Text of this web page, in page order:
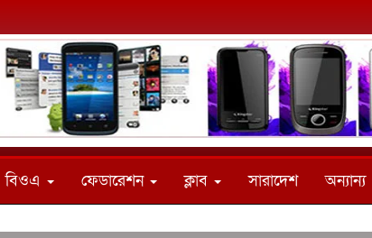
বিওএ ফেডারেশন ক্লাব সারাদেশ অন্যান্য